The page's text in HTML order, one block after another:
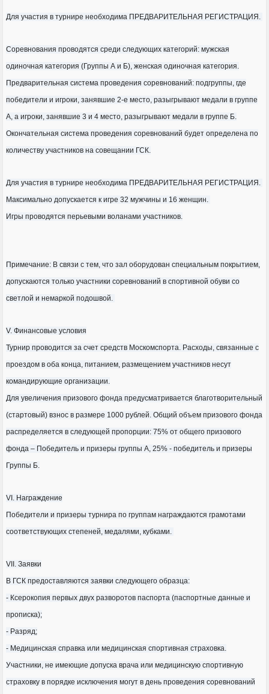
Для участия в турнире необходима ПРЕДВАРИТЕЛЬНАЯ РЕГИСТРАЦИЯ.
Соревнования проводятся среди следующих категорий: мужская
одиночная категория (Группы А и Б), женская одиночная категория.
Предварительная система проведения соревнований: подгруппы, где
победители и игроки, занявшие 2-е место, разыгрывают медали в группе
А, а игроки, занявшие 3 и 4 место, разыгрывают медали в группе Б.
Окончательная система проведения соревнований будет определена по
количеству участников на совещании ГСК.
Для участия в турнире необходима ПРЕДВАРИТЕЛЬНАЯ РЕГИСТРАЦИЯ.
Максимально допускается к игре 32 мужчины и 16 женщин.
Игры проводятся перьевыми воланами участников.
Примечание: В связи с тем, что зал оборудован специальным покрытием,
допускаются только участники соревнований в спортивной обуви со
светлой и немаркой подошвой.
V. Финансовые условия
Турнир проводится за счет средств Москомспорта. Расходы, связанные с
проездом в оба конца, питанием, размещением участников несут
командирующие организации.
Для увеличения призового фонда предусматривается благотворительный
(стартовый) взнос в размере 1000 рублей. Общий объем призового фонда
распределяется в следующей пропорции: 75% от общего призового
фонда – Победитель и призеры группы А, 25% - победитель и призеры
Группы Б.
VI. Награждение
Победители и призеры турнира по группам награждаются грамотами
соответствующих степеней, медалями, кубками.
VII. Заявки
В ГСК предоставляются заявки следующего образца:
- Ксерокопия первых двух разворотов паспорта (паспортные данные и
прописка);
- Разряд;
- Медицинская справка или медицинская спортивная страховка.
Участники, не имеющие допуска врача или медицинскую спортивную
страховку в порядке исключения могут в день проведения соревнований